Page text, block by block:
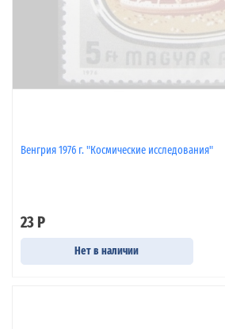
Венгрия 1976 г. "Космические исследования"
23 Р
Нет в наличии